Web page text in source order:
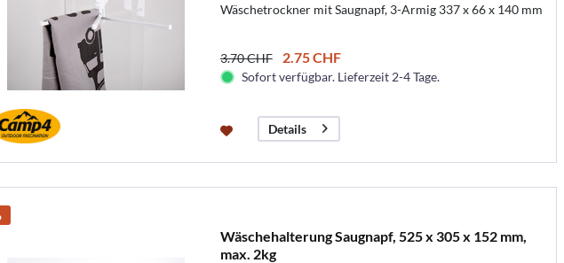
Wäschetrockner mit Saugnapf, 3-Armig 337 x 66 x 140 mm
3.70 CHF 2.75 CHF
Sofort verfügbar. Lieferzeit 2-4 Tage.
Details
Wäschehalterung Saugnapf, 525 x 305 x 152 mm,
max. 2kg